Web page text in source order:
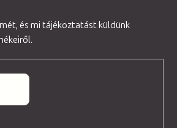
és mi tájékoztatást küldünk